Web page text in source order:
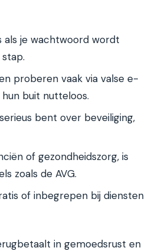
als je wachtwoord wordt
proberen vaak via valse e-
buit nutteloos.
bent over beveiliging,
of gezondheidszorg, is
zoals de AVG.
of inbegrepen bij diensten
in gemoedsrust en